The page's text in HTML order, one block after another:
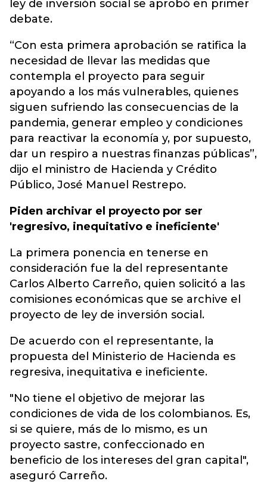
ley de inversión social se aprobó en primer
debate.
“Con esta primera aprobación se ratifica la
necesidad de llevar las medidas que
contempla el proyecto para seguir
apoyando a los más vulnerables, quienes
siguen sufriendo las consecuencias de la
pandemia, generar empleo y condiciones
para reactivar la economía y, por supuesto,
dar un respiro a nuestras finanzas públicas”,
dijo el ministro de Hacienda y Crédito
Público, José Manuel Restrepo.
Piden archivar el proyecto por ser
'regresivo, inequitativo e ineficiente'
La primera ponencia en tenerse en
consideración fue la del representante
Carlos Alberto Carreño, quien solicitó a las
comisiones económicas que se archive el
proyecto de ley de inversión social.
De acuerdo con el representante, la
propuesta del Ministerio de Hacienda es
regresiva, inequitativa e ineficiente.
"No tiene el objetivo de mejorar las
condiciones de vida de los colombianos. Es,
si se quiere, más de lo mismo, es un
proyecto sastre, confeccionado en
beneficio de los intereses del gran capital",
aseguró Carreño.